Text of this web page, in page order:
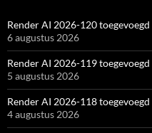
Render AI 2026-120 toegevoegd
6 augustus 2026
Render AI 2026-119 toegevoegd
5 augustus 2026
Render AI 2026-118 toegevoegd
4 augustus 2026